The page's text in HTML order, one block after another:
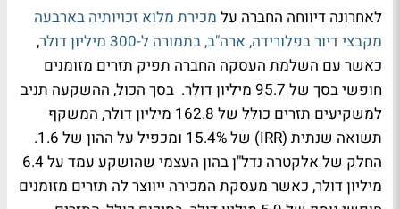
לאחרונה דיווחה החברה על מכירת מלוא זכויותיה בארבעה
מקבצי דיור בפלורידה, ארה"ב, בתמורה ל-300 מיליון דולר
,
כאשר עם השלמת העסקה החברה תפיק תזרים מזומנים
חופשי בסך של 95.7 מיליון דולר. בסך הכול, ההשקעה תניב
למשקיעים תזרים כולל של 162.8 מיליון דולר, המשקף
תשואה שנתית (IRR) של 15.4% ומכפיל על ההון של 1.6.
החלק של אלקטרה נדל"ן בהון העצמי שהושקע עמד על 6.4
מיליון דולר, כאשר מעסקת המכירה ייווצר לה תזרים מזומנים